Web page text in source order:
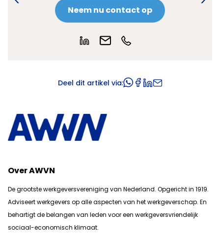
Neem nu contact op
Deel dit artikel via:
Over AWVN
De grootste werkgeversvereniging van Nederland. Opgericht in 1919.
Adviseert werkgevers op alle aspecten van het werkgeverschap. En
behartigt de belangen van leden voor een werkgeversvriendelijk
sociaal-economisch klimaat.